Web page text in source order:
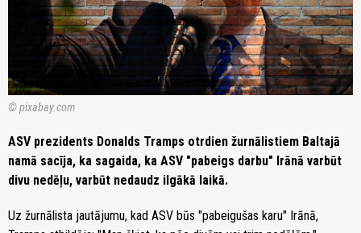
© pixabay.com
ASV prezidents Donalds Tramps otrdien žurnālistiem Baltajā
namā sacīja, ka sagaida, ka ASV "pabeigs darbu" Irānā varbūt
divu nedēļu, varbūt nedaudz ilgākā laikā.
Uz žurnālista jautājumu, kad ASV būs "pabeigušas karu" Irānā,